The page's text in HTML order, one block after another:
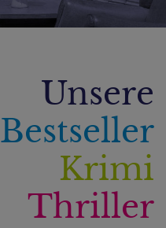
Unsere
Bestseller
Krimi
Thriller